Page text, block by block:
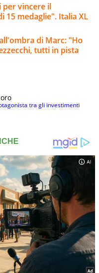
per vincere il
15 medaglie". Italia XL
di Marc: "Ho
tutti in pista
tra gli investimenti